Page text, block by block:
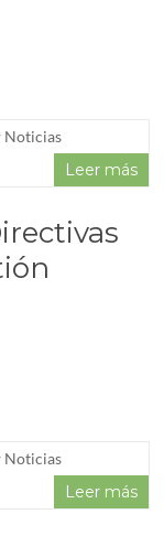
Noticias
Leer más
Noticias
Leer más